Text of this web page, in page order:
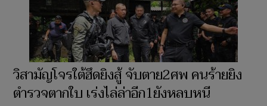
วิสามัญโจรใต้ฮึดยิงสู้ จับตาย2ศพ คนร้ายยิง
ตำรวจตากใบ เร่งไล่ล่าอีก1ยังหลบหนี